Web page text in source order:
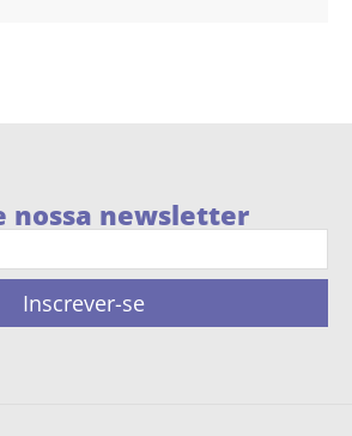
nossa newsletter
Inscrever-se